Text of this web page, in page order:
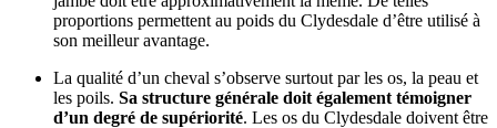
proportions permettent au poids du Clydesdale d’être utilisé à
son meilleur avantage.
La qualité d’un cheval s’observe surtout par les os, la peau et
les poils. Sa structure générale doit également témoigner
d’un degré de supériorité. Les os du Clydesdale doivent être